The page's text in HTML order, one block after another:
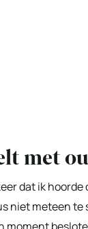
met
dat ik
niet meteen